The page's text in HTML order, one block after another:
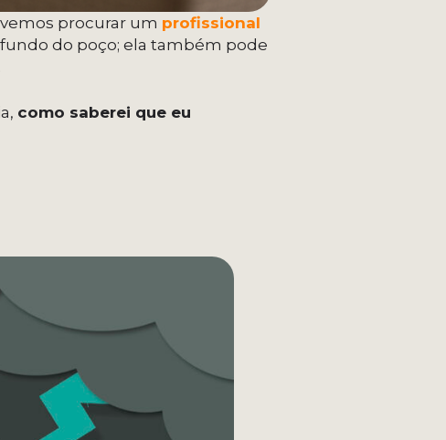
procurar um profissional
do poço; ela também pode
como saberei que eu